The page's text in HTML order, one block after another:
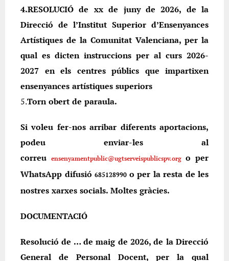
4.RESOLUCIÓ de xx de juny de 2026, de la
Direcció de l’Institut Superior d’Ensenyances
Artístiques de la Comunitat Valenciana, per la
qual es dicten instruccions per al curs 2026-
2027 en els centres públics que impartixen
ensenyances artístiques superiors
5.Torn obert de paraula.
Si voleu fer-nos arribar diferents aportacions,
podeu enviar-les al
correu ensenyamentpublic@ugtserveispublicspv.org o per
WhatsApp difusió 685128990 o per la resta de les
nostres xarxes socials. Moltes gràcies.
DOCUMENTACIÓ
Resolució de … de maig de 2026, de la Direcció
General de Personal Docent, per la qual